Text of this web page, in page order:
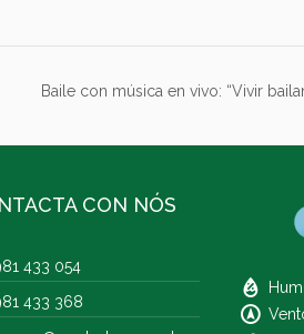
Baile con música en vivo: “Vivir
CON NÓS
433 054
433 368